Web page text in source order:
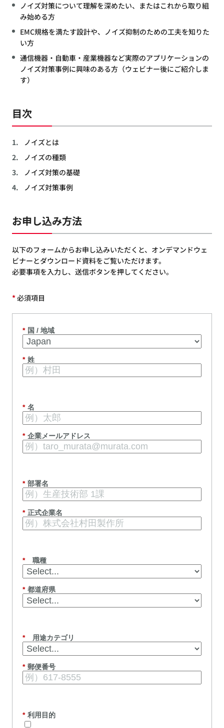
ノイズ対策について理解を深めたい、またはこれから取り組
み始める方
EMC規格を満たす設計や、ノイズ抑制のための工夫を知りた
い方
通信機器・自動車・産業機器など実際のアプリケーションの
ノイズ対策事例に興味のある方（ウェビナー後にご紹介しま
す）
目次
ノイズとは
ノイズの種類
ノイズ対策の基礎
ノイズ対策事例
お申し込み方法
以下のフォームからお申し込みいただくと、オンデマンドウェ
ビナーとダウンロード資料をご覧いただけます。
必要事項を入力し、送信ボタンを押してください。
*必須項目
* 国 / 地域
* 姓
* 名
* 企業メールアドレス
* 部署名
* 正式企業名
* 職種
* 都道府県
* 用途カテゴリ
* 郵便番号
* 利用目的